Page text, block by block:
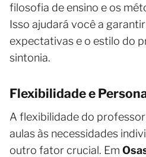
filosofia de ensino e os
Isso ajudará você a
expectativas e o estilo do
sintonia.
Flexibilidade e
A flexibilidade do
aulas às necessidades
outro fator crucial. Em